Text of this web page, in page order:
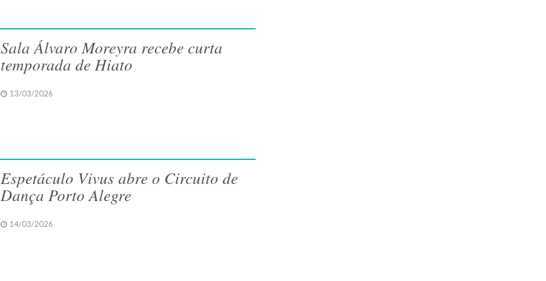
Sala Álvaro Moreyra recebe curta
temporada de Hiato
13/03/2026
Espetáculo Vivus abre o Circuito de
Dança Porto Alegre
14/03/2026